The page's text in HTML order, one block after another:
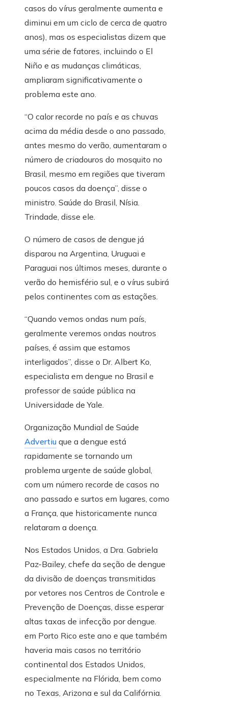
casos do vírus geralmente aumenta e
diminui em um ciclo de cerca de quatro
anos), mas os especialistas dizem que
uma série de fatores, incluindo o El
Niño e as mudanças climáticas,
ampliaram significativamente o
problema este ano.
“O calor recorde no país e as chuvas
acima da média desde o ano passado,
antes mesmo do verão, aumentaram o
número de criadouros do mosquito no
Brasil, mesmo em regiões que tiveram
poucos casos da doença”, disse o
ministro. Saúde do Brasil, Nísia.
Trindade, disse ele.
O número de casos de dengue já
disparou na Argentina, Uruguai e
Paraguai nos últimos meses, durante o
verão do hemisfério sul, e o vírus subirá
pelos continentes com as estações.
“Quando vemos ondas num país,
geralmente veremos ondas noutros
países, é assim que estamos
interligados”, disse o Dr. Albert Ko,
especialista em dengue no Brasil e
professor de saúde pública na
Universidade de Yale.
Organização Mundial de Saúde
Advertiu que a dengue está
rapidamente se tornando um
problema urgente de saúde global,
com um número recorde de casos no
ano passado e surtos em lugares, como
a França, que historicamente nunca
relataram a doença.
Nos Estados Unidos, a Dra. Gabriela
Paz-Bailey, chefe da seção de dengue
da divisão de doenças transmitidas
por vetores nos Centros de Controle e
Prevenção de Doenças, disse esperar
altas taxas de infecção por dengue.
em Porto Rico este ano e que também
haveria mais casos no território
continental dos Estados Unidos,
especialmente na Flórida, bem como
no Texas, Arizona e sul da Califórnia.